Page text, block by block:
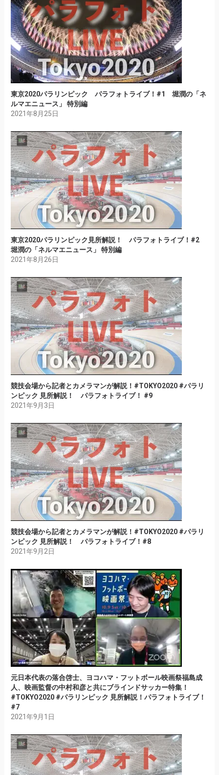
東京2020パラリンピック パラフォトライブ！#1 堀潤の「ネ
ルマエニュース」 特別編
2021年8月25日
東京2020パラリンピック見所解説！ パラフォトライブ！#2
堀潤の「ネルマエニュース」 特別編
2021年8月26日
競技会場から記者とカメラマンが解説！#TOKYO2020 #パラリ
ンピック 見所解説！ パラフォトライブ！ #9
2021年9月3日
競技会場から記者とカメラマンが解説！#TOKYO2020 #パラリ
ンピック 見所解説！ パラフォトライブ！#8
2021年9月2日
元日本代表の落合啓士、ヨコハマ・フットボール映画祭福島成
人、映画監督の中村和彦と共にブラインドサッカー特集！
#TOKYO2020 #パラリンピック 見所解説！パラフォトライブ！
#7
2021年9月1日